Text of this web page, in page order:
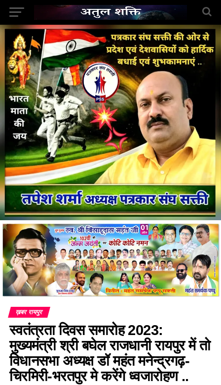
ख़बर रायपुर
स्वतंत्रता दिवस समारोह 2023:
मुख्यमंत्री श्री बघेल राजधानी रायपुर में तो
विधानसभा अध्यक्ष डॉ महंत मनेन्द्रगढ़-
चिरमिरी-भरतपुर मे करेंगे ध्वजारोहण ..